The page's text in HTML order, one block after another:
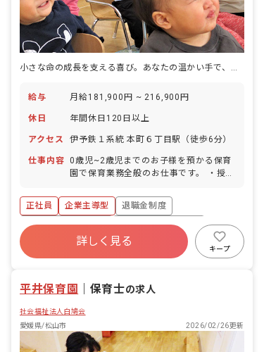
小さな命の成長を支える喜び。あなたの温かい手で、未来を育みませんか？
給与 月給181,900円 ~ 216,900円
休日 年間休日120日以上
アクセス 伊予鉄１系統 本町６丁目駅（徒歩6分）
仕事内容 0歳児~2歳児までのお子様を預かる保育
園で保育業務全般のお仕事です。 ・授乳
行事担当 ・連絡帳や帳票 等 ※持ち帰り
仕事はなし! ※保育記録などはICTシステ
ムを導入しており業務の効率化を図って
います。 ■保育方針：該当なし ■園児年
齢層：0～2歳児 ■書類作成ツール導入：
あり ■保護者との連絡アプリ導入：あり
正社員 企業主導型
退職金制度
ボーナス・賞与あり
年間休日120日以上
社会保険完備
有給
福利厚生充実
詳しく見る
キープ
平井保育園 保育士の求人
社会福祉法人白鳩会
愛媛県/松山市
2026/02/26更新